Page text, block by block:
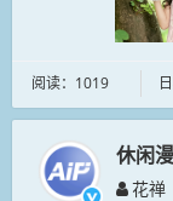
阅读：1019
休闲
花禅